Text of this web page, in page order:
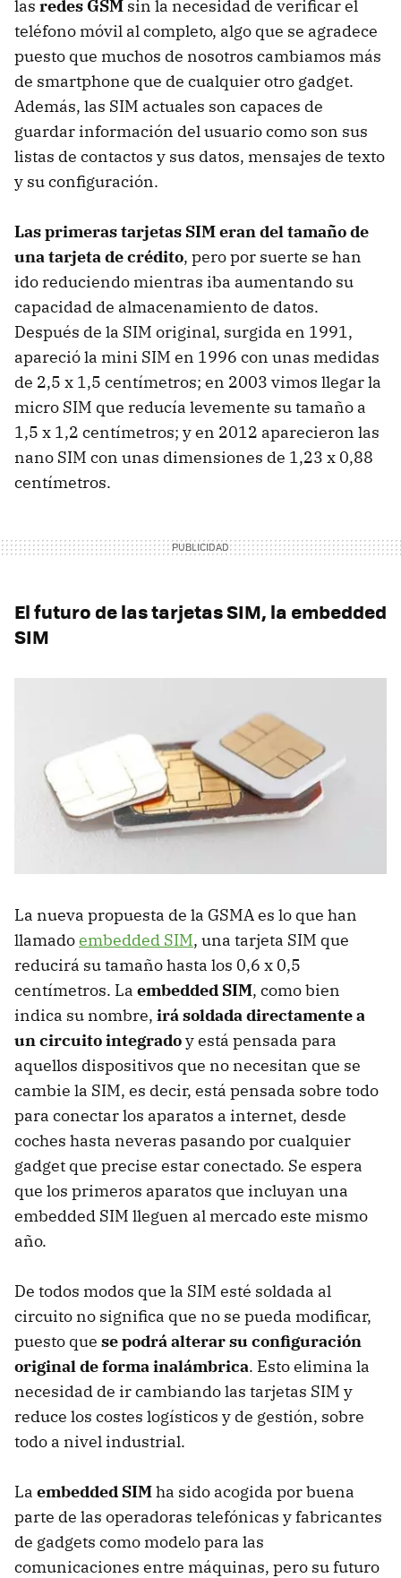
las redes GSM sin la necesidad de verificar el
teléfono móvil al completo, algo que se agradece
puesto que muchos de nosotros cambiamos más
de smartphone que de cualquier otro gadget.
Además, las SIM actuales son capaces de
guardar información del usuario como son sus
listas de contactos y sus datos, mensajes de texto
y su configuración.
Las primeras tarjetas SIM eran del tamaño de
una tarjeta de crédito, pero por suerte se han
ido reduciendo mientras iba aumentando su
capacidad de almacenamiento de datos.
Después de la SIM original, surgida en 1991,
apareció la mini SIM en 1996 con unas medidas
de 2,5 x 1,5 centímetros; en 2003 vimos llegar la
micro SIM que reducía levemente su tamaño a
1,5 x 1,2 centímetros; y en 2012 aparecieron las
nano SIM con unas dimensiones de 1,23 x 0,88
centímetros.
El futuro de las tarjetas SIM, la embedded
SIM
La nueva propuesta de la GSMA es lo que han
llamadoembedded SIM, una tarjeta SIM que
reducirá su tamaño hasta los 0,6 x 0,5
centímetros. La embedded SIM, como bien
indica su nombre, irá soldada directamente a
un circuito integradoy está pensada para
aquellos dispositivos que no necesitan que se
cambie la SIM, es decir, está pensada sobre todo
para conectar los aparatos a internet, desde
coches hasta neveras pasando por cualquier
gadget que precise estar conectado. Se espera
que los primeros aparatos que incluyan una
embedded SIM lleguen al mercado este mismo
año.
De todos modos que la SIM esté soldada al
circuito no significa que no se pueda modificar,
puesto que se podrá alterar su configuración
original de forma inalámbrica. Esto elimina la
necesidad de ir cambiando las tarjetas SIM y
reduce los costes logísticos y de gestión, sobre
todo a nivel industrial.
La embedded SIMha sido acogida por buena
parte de las operadoras telefónicas y fabricantes
de gadgets como modelo para las
comunicaciones entre máquinas, pero su futuro